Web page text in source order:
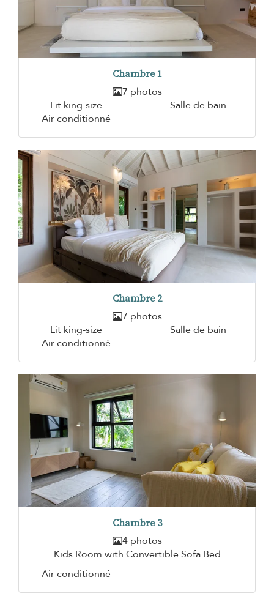
Chambre 1
7 photos
Lit king-size
Salle de bain
Air conditionné
Chambre 2
7 photos
Lit king-size
Salle de bain
Air conditionné
Chambre 3
4 photos
Kids Room with Convertible Sofa Bed
Air conditionné